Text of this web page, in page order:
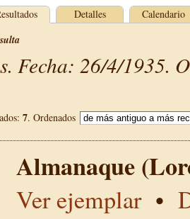
Detalles Calendario
Fecha: 26/4/1935.
7. Ordenados
Almanaque
Ver ejemplar•